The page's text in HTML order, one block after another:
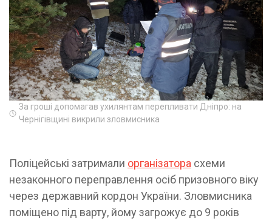
За гроші допомагав ухилянтам перепливати Дніпро: на
Чернігівщині викрили зловмисника
Поліцейські затримали організатора схеми
незаконного переправлення осіб призовного віку
через державний кордон України. Зловмисника
поміщено під варту, йому загрожує до 9 років